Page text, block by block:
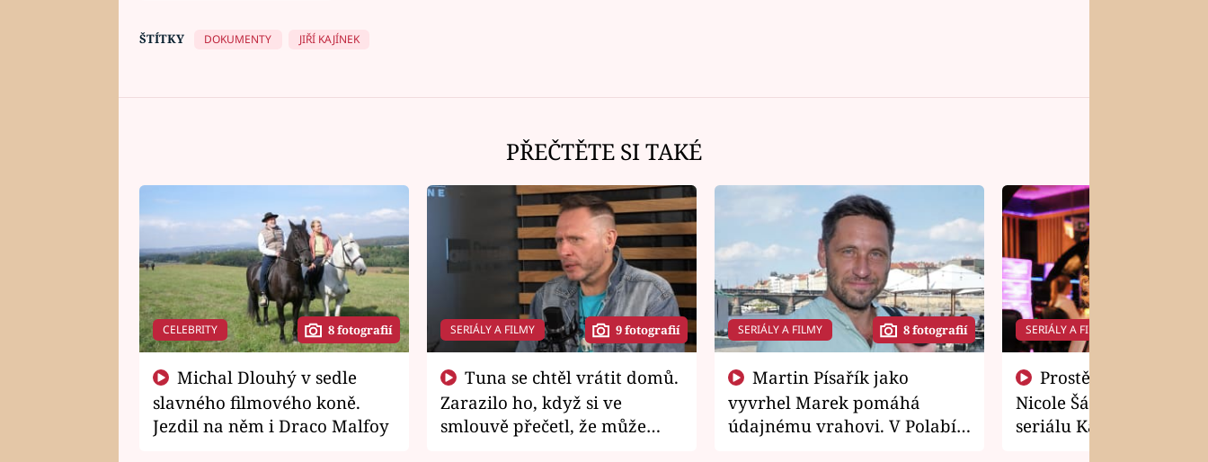
ŠTÍTKY DOKUMENTY JIŘÍ KAJÍNEK
PŘEČTĚTE SI TAKÉ
CELEBRITY 8 fotografií
slavného filmového koně.
Jezdil na něm i Draco Malfoy
SERIÁLY A FILMY 9 fotografií
Zarazilo ho, když si ve
smlouvě přečetl, že může
SERIÁLY A FILMY 8 fotografií
vyvrhel Marek pomáhá
údajnému vrahovi. V Polabí
SERIÁLY A FILMY
Nicole Šáchová získala
seriálu Kamarádi